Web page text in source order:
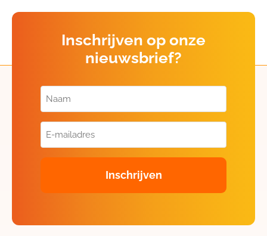
Inschrijven op onze
nieuwsbrief?
Naam
(Vereist)
E-
mailadres